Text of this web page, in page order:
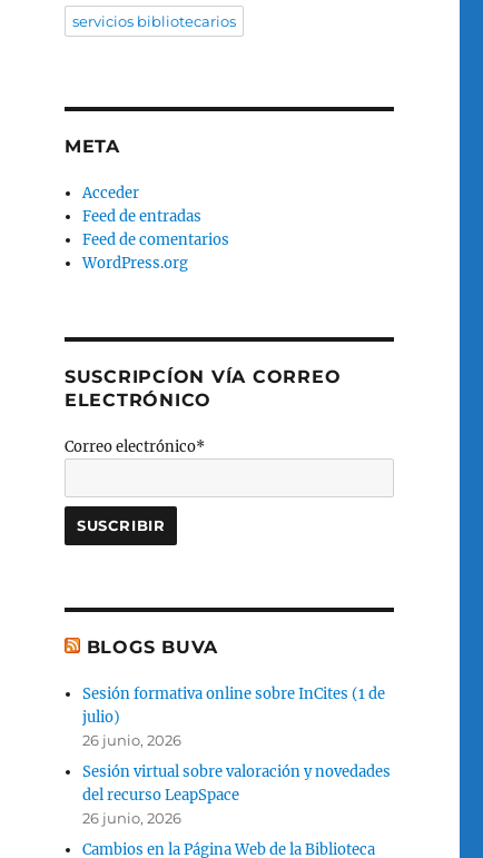
servicios bibliotecarios
META
Acceder
Feed de entradas
Feed de comentarios
WordPress.org
SUSCRIPCÍON VÍA CORREO
ELECTRÓNICO
Correo electrónico*
BLOGS BUVA
Sesión formativa online sobre InCites (1 de
julio)
26 junio, 2026
Sesión virtual sobre valoración y novedades
del recurso LeapSpace
26 junio, 2026
Cambios en la Página Web de la Biblioteca